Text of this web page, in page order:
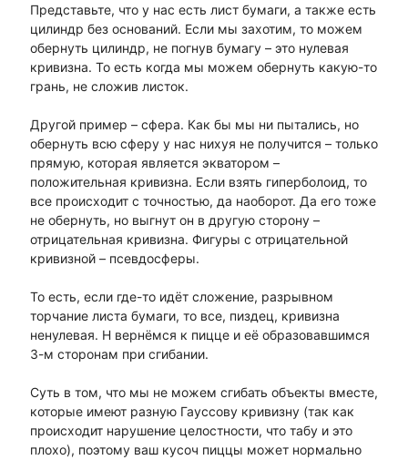
Представьте, что у нас есть лист бумаги, а также есть
цилиндр без оснований. Если мы захотим, то можем
обернуть цилиндр, не погнув бумагу – это нулевая
кривизна. То есть когда мы можем обернуть какую-то
грань, не сложив листок.
Другой пример – сфера. Как бы мы ни пытались, но
обернуть всю сферу у нас нихуя не получится – только
прямую, которая является экватором –
положительная кривизна. Если взять гиперболоид, то
все происходит с точностью, да наоборот. Да его тоже
не обернуть, но выгнут он в другую сторону –
отрицательная кривизна. Фигуры с отрицательной
кривизной – псевдосферы.
То есть, если где-то идёт сложение, разрывном
торчание листа бумаги, то все, пиздец, кривизна
ненулевая. Н вернёмся к пицце и её образовавшимся
3-м сторонам при сгибании.
Суть в том, что мы не можем сгибать объекты вместе,
которые имеют разную Гауссову кривизну (так как
происходит нарушение целостности, что табу и это
плохо), поэтому ваш кусоч пиццы может нормально